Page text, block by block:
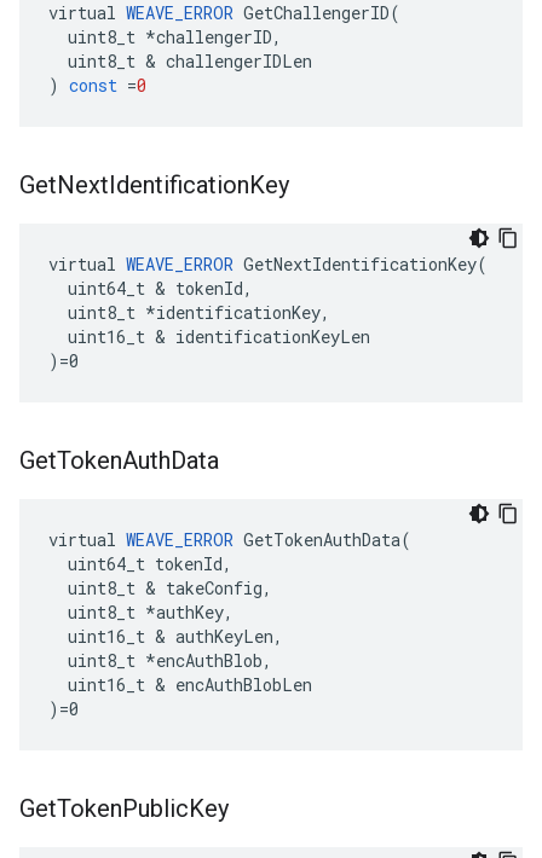
virtual WEAVE_ERROR GetChallengerID(
uint8_t *challengerID,
uint8_t & challengerIDLen
) const =0
GetNextIdentificationKey
virtual WEAVE_ERROR GetNextIdentificationKey(
  uint64_t & tokenId,
  uint8_t *identificationKey,
  uint16_t & identificationKeyLen
)=0
GetTokenAuthData
virtual WEAVE_ERROR GetTokenAuthData(
  uint64_t tokenId,
  uint8_t & takeConfig,
  uint8_t *authKey,
  uint16_t & authKeyLen,
  uint8_t *encAuthBlob,
  uint16_t & encAuthBlobLen
)=0
GetTokenPublicKey